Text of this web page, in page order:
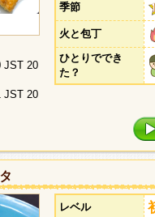
JST 20
JST 20
季節
火と包丁
ひとりででき
た？
レベル